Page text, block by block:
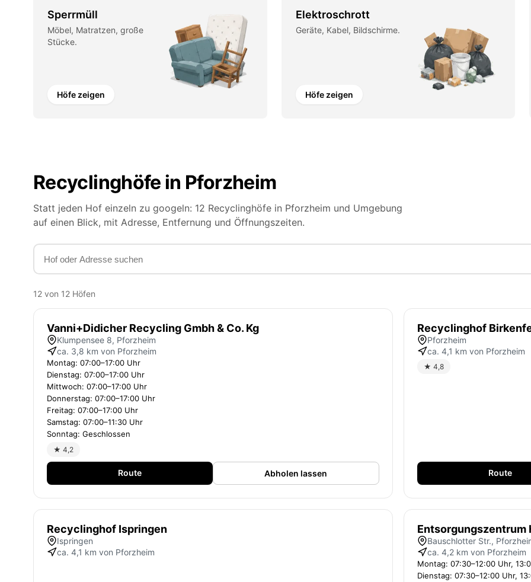
Sperrmüll
Möbel, Matratzen, große
Stücke.
Höfe zeigen
Elektroschrott
Geräte, Kabel, Bildschirme.
Höfe zeigen
Recyclinghöfe in Pforzheim
Statt jeden Hof einzeln zu googeln: 12 Recyclinghöfe in Pforzheim und Umgebung
auf einen Blick, mit Adresse, Entfernung und Öffnungszeiten.
12 von 12 Höfen
Vanni+Didicher Recycling Gmbh & Co. Kg
Klumpensee 8, Pforzheim
ca. 3,8 km von Pforzheim
Montag: 07:00–17:00 Uhr
Dienstag: 07:00–17:00 Uhr
Mittwoch: 07:00–17:00 Uhr
Donnerstag: 07:00–17:00 Uhr
Freitag: 07:00–17:00 Uhr
Samstag: 07:00–11:30 Uhr
Sonntag: Geschlossen
★ 4,2
Route Abholen lassen
Recyclinghof
Pforzheim
ca. 4,1 km von Pforzheim
★ 4,8
Route
Recyclinghof Ispringen
Ispringen
ca. 4,1 km von Pforzheim
Entsorgungszentrum
Bauschlotter Str.,
ca. 4,2 km von Pforzheim
Montag: 07:30–12:00 Uhr,
Dienstag: 07:30–12:00 Uhr,